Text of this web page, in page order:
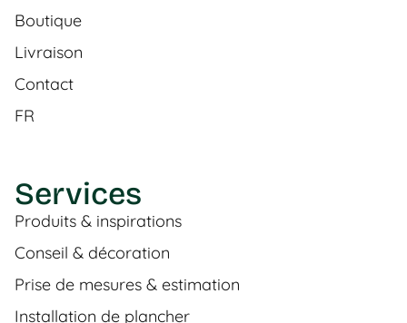
Boutique
Livraison
Contact
FR
Services
Produits & inspirations
Conseil & décoration
Prise de mesures & estimation
Installation de plancher